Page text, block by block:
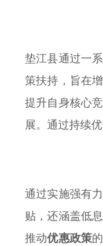
垫江县通过一
策扶持，旨在
提升自身核心
展。通过持续
通过实施强有
贴，还涵盖低
推动优惠政策